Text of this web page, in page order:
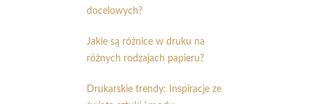
docelowych?
Jakie są różnice w druku na
różnych rodzajach papieru?
Drukarskie trendy: Inspiracje ze